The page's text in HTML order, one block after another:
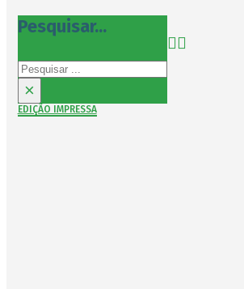
Pesquisar...
Pesquisar
×
EDIÇÃO IMPRESSA